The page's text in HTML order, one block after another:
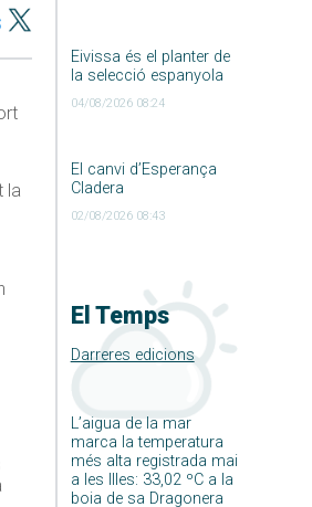
Eivissa és el planter de
la selecció espanyola
04/08/2026 08:24
El canvi d’Esperança
Cladera
02/08/2026 08:43
El Temps
Darreres edicions
L’aigua de la mar
marca la temperatura
més alta registrada mai
a les Illes: 33,02 ºC a la
boia de sa Dragonera
la